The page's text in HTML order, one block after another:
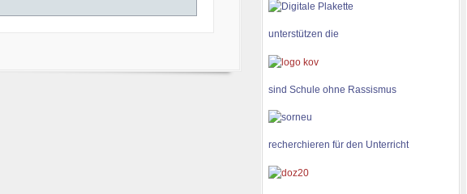
unterstützen die
sind Schule ohne Rassismus
recherchieren für den Unterricht